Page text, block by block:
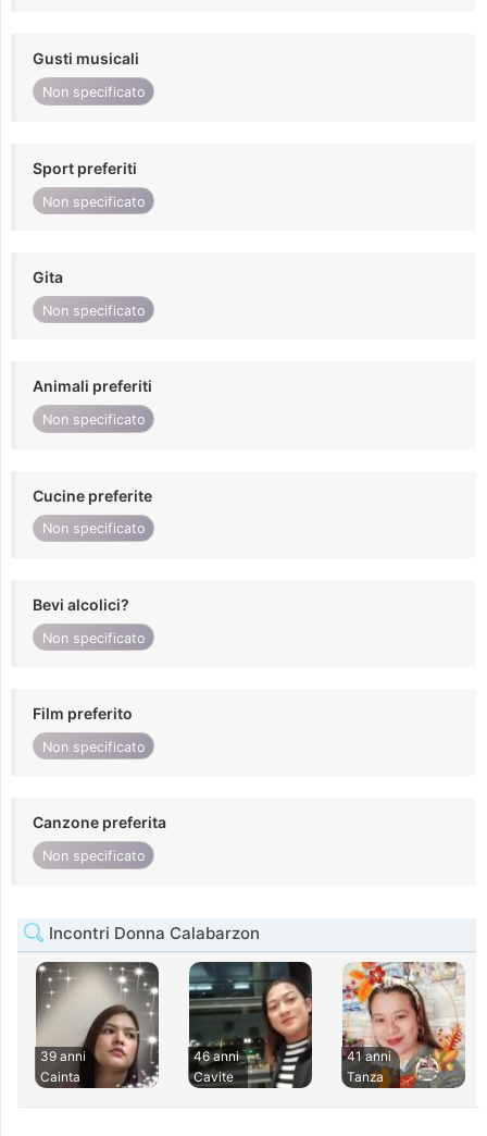
Gusti musicali
Non specificato
Sport preferiti
Non specificato
Gita
Non specificato
Animali preferiti
Non specificato
Cucine preferite
Non specificato
Bevi alcolici?
Non specificato
Film preferito
Non specificato
Canzone preferita
Non specificato
Incontri Donna Calabarzon
39 anni
Cainta
46 anni
Cavite
41 anni
Tanza